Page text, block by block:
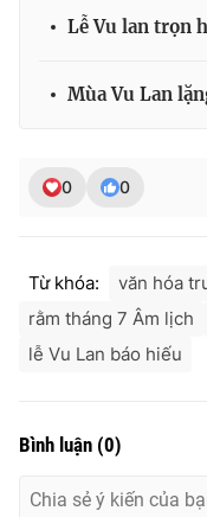
Ðiện thoại Thời báo VTV:
thuận bằng văn bản.
thông tin từ website này.
Lễ Vu lan trọn
Mùa Vu Lan
0 0
Từ khóa: văn hóa
rằm tháng 7 Âm lịch
lễ Vu Lan báo hiếu
Bình luận (0)